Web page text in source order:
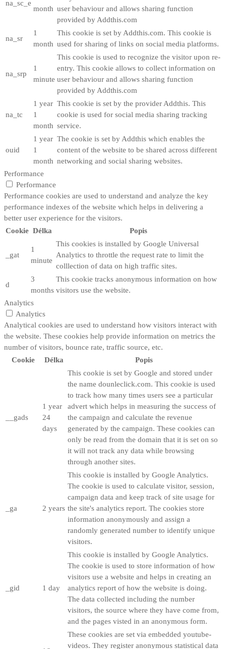
na_sc_e
month user behaviour and allows sharing function
provided by Addthis.com
na_sr
1
month
This cookie is set by Addthis.com. This cookie is
used for sharing of links on social media platforms.
na_srp
1
minute
This cookie is used to recognize the visitor upon re-
entry. This cookie allows to collect information on
user behaviour and allows sharing function
provided by Addthis.com
na_tc
1 year
1
month
This cookie is set by the provider Addthis. This
cookie is used for social media sharing tracking
service.
ouid
1 year
1
month
The cookie is set by Addthis which enables the
content of the website to be shared across different
networking and social sharing websites.
Performance
Performance
Performance cookies are used to understand and analyze the key
performance indexes of the website which helps in delivering a
better user experience for the visitors.
Cookie Délka Popis
_gat
1
minute
This cookies is installed by Google Universal
Analytics to throttle the request rate to limit the
colllection of data on high traffic sites.
d
3
months
This cookie tracks anonymous information on how
visitors use the website.
Analytics
Analytics
Analytical cookies are used to understand how visitors interact with
the website. These cookies help provide information on metrics the
number of visitors, bounce rate, traffic source, etc.
Cookie
Délka Popis
__gads
1 year
24
days
This cookie is set by Google and stored under
the name dounleclick.com. This cookie is used
to track how many times users see a particular
advert which helps in measuring the success of
the campaign and calculate the revenue
generated by the campaign. These cookies can
only be read from the domain that it is set on so
it will not track any data while browsing
through another sites.
_ga 2 years
This cookie is installed by Google Analytics.
The cookie is used to calculate visitor, session,
campaign data and keep track of site usage for
the site's analytics report. The cookies store
information anonymously and assign a
randomly generated number to identify unique
visitors.
_gid 1 day
This cookie is installed by Google Analytics.
The cookie is used to store information of how
visitors use a website and helps in creating an
analytics report of how the website is doing.
The data collected including the number
visitors, the source where they have come from,
and the pages visted in an anonymous form.
These cookies are set via embedded youtube-
videos. They register anonymous statistical data